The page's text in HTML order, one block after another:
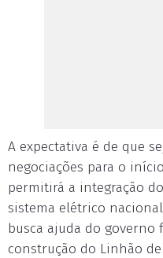
A expectativa é de que
negociações para o
permitirá a integração
sistema elétrico
busca ajuda do governo
construção do Linhão